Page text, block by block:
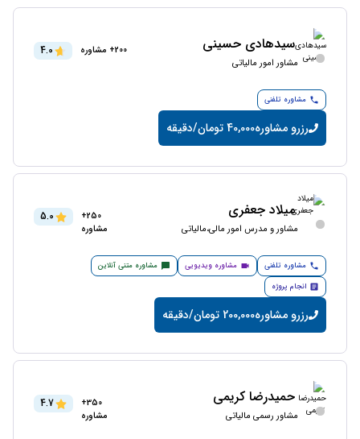
سیدهادی حسینی
مشاور امور مالیاتی
200+ مشاوره 4.0
مشاوره تلفنی
رزرو مشاوره40,000 تومان/دقیقه
میلاد جعفری
مشاور و مدرس امور مالی،مالیاتی
250+
مشاوره
5.0
مشاوره تلفنی مشاوره ویدیویی
مشاوره متنی آنلاین
انجام پروژه
رزرو مشاوره200,000 تومان/دقیقه
حمیدرضا کریمی
مشاور رسمی مالیاتی
350+
مشاوره
4.7